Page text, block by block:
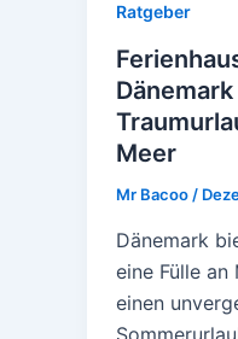
Ratgeber
Dänemark
Meer
Mr Bacoo /
Dänemark
eine Fülle
einen